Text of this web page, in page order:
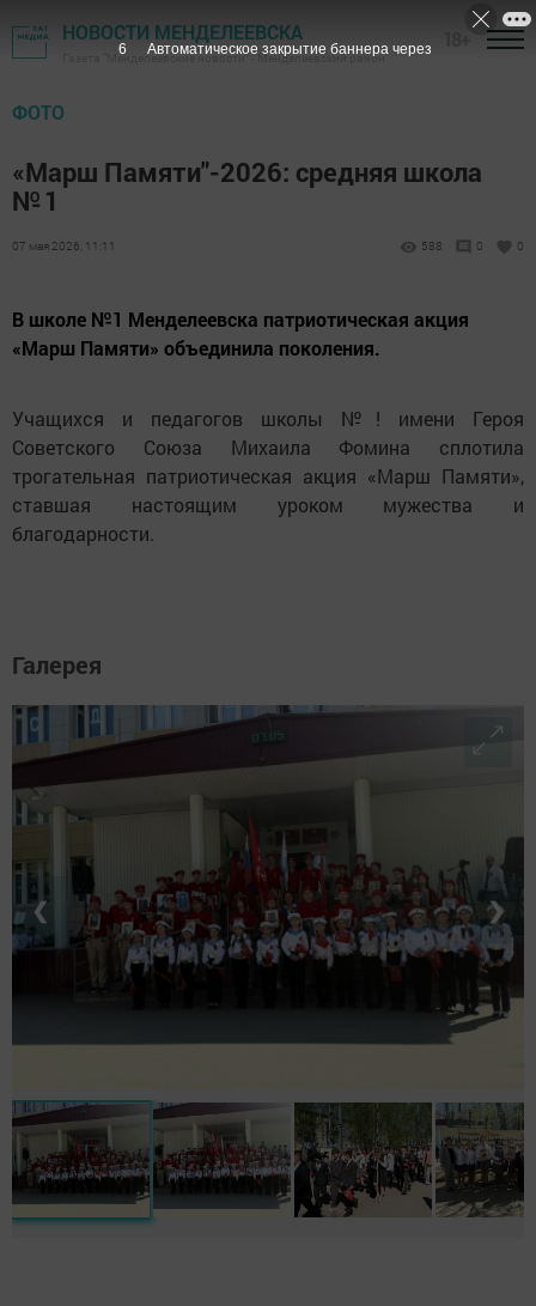
НОВОСТИ МЕНДЕЛЕЕВСКА
Газета "Менделеевские новости" - Менделеевский район
ФОТО
«Марш Памяти"-2026: средняя школа
№ 1
07 мая 2026, 11:11 588 0 0
В школе №1 Менделеевска патриотическая акция
«Марш Памяти» объединила поколения.
Учащихся и педагогов школы №! имени Героя
Советского Союза Михаила Фомина сплотила
трогательная патриотическая акция «Марш Памяти»,
ставшая настоящим уроком мужества и
благодарности.
Галерея
❮ ❯
6 Автоматическое закрытие баннера через